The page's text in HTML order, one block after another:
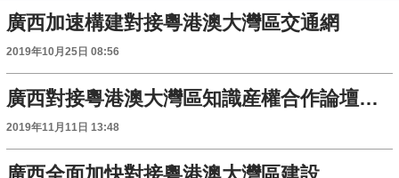
廣西加速構建對接粵港澳大灣區交通網
2019年10月25日 08:56
廣西對接粵港澳大灣區知識産權合作論壇在南寧舉行
2019年11月11日 13:48